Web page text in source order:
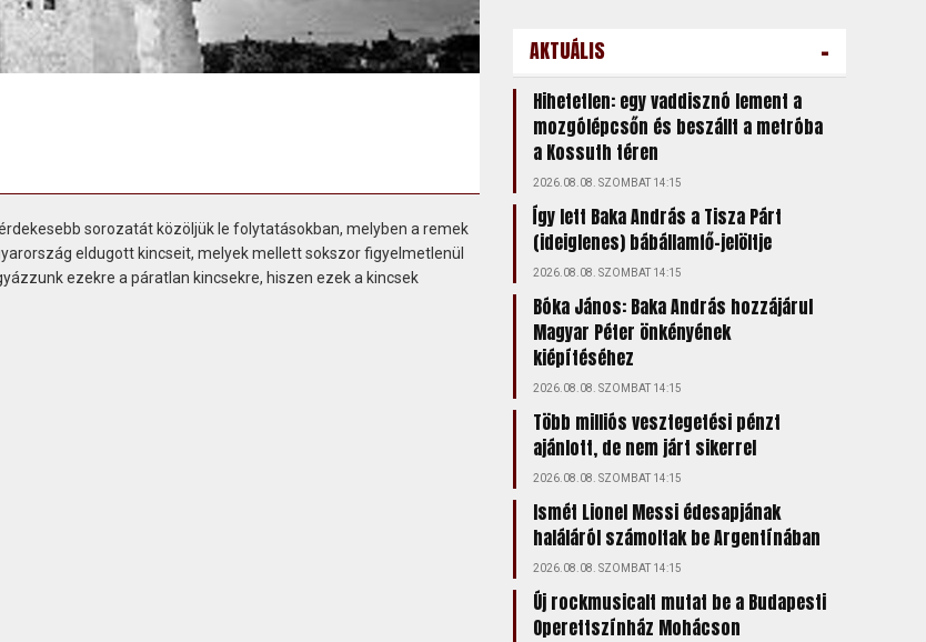
sorozatát közöljük le folytatásokban, melyben a remek
eldugott kincseit, melyek mellett sokszor figyelmetlenül
ezekre a páratlan kincsekre, hiszen ezek a kincsek
AKTUÁLIS -
Hihetetlen: egy vaddisznó lement a
mozgólépcsőn és beszállt a metróba
a Kossuth téren
2026.08.08. SZOMBAT 14:15
Így lett Baka András a Tisza Párt
(ideiglenes) bábállamfő-jelöltje
2026.08.08. SZOMBAT 14:15
Bóka János: Baka András hozzájárul
Magyar Péter önkényének
kiépítéséhez
2026.08.08. SZOMBAT 14:15
Több milliós vesztegetési pénzt
ajánlott, de nem járt sikerrel
2026.08.08. SZOMBAT 14:15
Ismét Lionel Messi édesapjának
haláláról számoltak be Argentínában
2026.08.08. SZOMBAT 14:15
Új rockmusicalt mutat be a Budapesti
Operettszínház Mohácson